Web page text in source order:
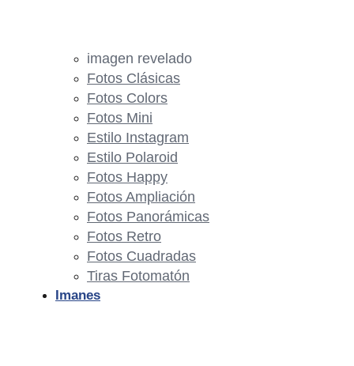
imagen revelado
Fotos Clásicas
Fotos Colors
Fotos Mini
Estilo Instagram
Estilo Polaroid
Fotos Happy
Fotos Ampliación
Fotos Panorámicas
Fotos Retro
Fotos Cuadradas
Tiras Fotomatón
Imanes